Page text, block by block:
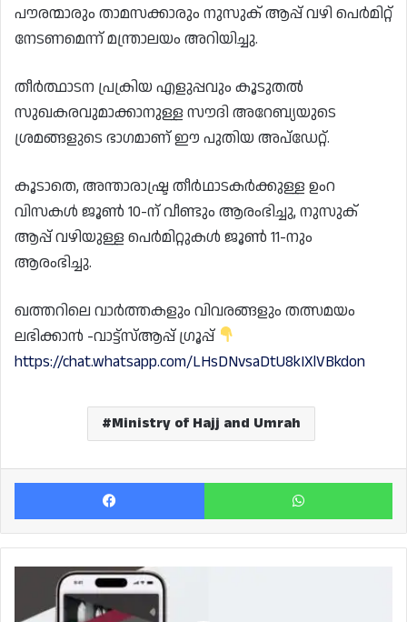
പൗരന്മാരും താമസക്കാരും നുസുക് ആപ്പ് വഴി പെർമിറ്റ്
നേടണമെന്ന് മന്ത്രാലയം അറിയിച്ചു.
തീർത്ഥാടന പ്രക്രിയ എളുപ്പവും കൂടുതൽ
സുഖകരവുമാക്കാനുള്ള സൗദി അറേബ്യയുടെ
ശ്രമങ്ങളുടെ ഭാഗമാണ് ഈ പുതിയ അപ്‌ഡേറ്റ്.
കൂടാതെ, അന്താരാഷ്ട്ര തീർഥാടകർക്കുള്ള ഉംറ
വിസകൾ ജൂൺ 10-ന് വീണ്ടും ആരംഭിച്ചു, നുസുക്
ആപ്പ് വഴിയുള്ള പെർമിറ്റുകൾ ജൂൺ 11-നും
ആരംഭിച്ചു.
ഖത്തറിലെ വാർത്തകളും വിവരങ്ങളും തത്സമയം
ലഭിക്കാൻ -വാട്ട്സ്ആപ്പ് ഗ്രൂപ്പ്
https://chat.whatsapp.com/LHsDNvsaDtU8kIXlVBkdon
Ministry of Hajj and Umrah
Facebook
ഉടമകൾക്ക്